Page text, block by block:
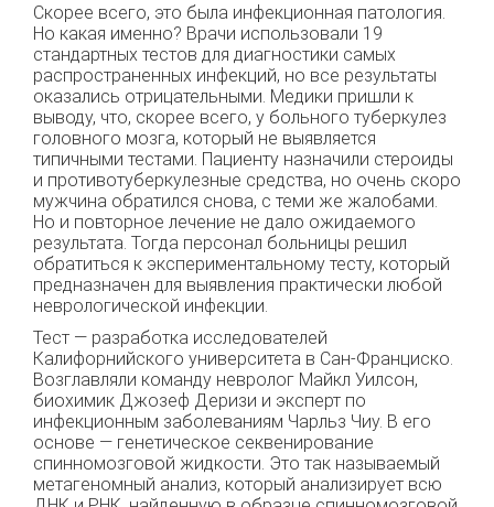
Скорее всего, это была инфекционная патология.
Но какая именно? Врачи использовали 19
стандартных тестов для диагностики самых
распространенных инфекций, но все результаты
оказались отрицательными. Медики пришли к
выводу, что, скорее всего, у больного туберкулез
головного мозга, который не выявляется
типичными тестами. Пациенту назначили стероиды
и противотуберкулезные средства, но очень скоро
мужчина обратился снова, с теми же жалобами.
Но и повторное лечение не дало ожидаемого
результата. Тогда персонал больницы решил
обратиться к экспериментальному тесту, который
предназначен для выявления практически любой
неврологической инфекции.
Тест — разработка исследователей
Калифорнийского университета в Сан-Франциско.
Возглавляли команду невролог Майкл Уилсон,
биохимик Джозеф Деризи и эксперт по
инфекционным заболеваниям Чарльз Чиу. В его
основе — генетическое секвенирование
спинномозговой жидкости. Это так называемый
метагеномный анализ, который анализирует всю